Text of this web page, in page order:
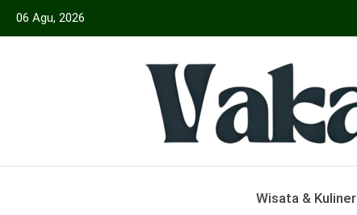
Skip
06 Agu, 2026
VakansiinfoWisata & Kuliner